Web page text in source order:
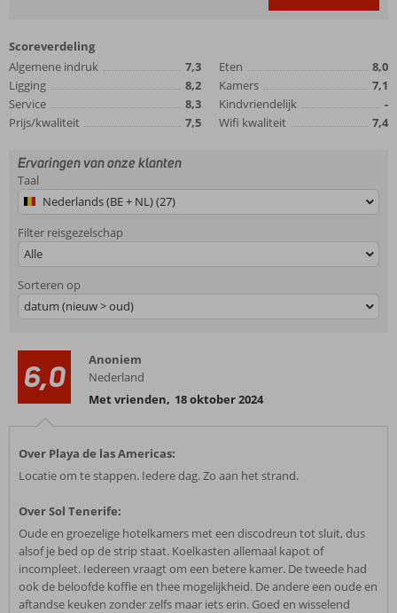
Scoreverdeling
Algemene indruk
7,3
Ligging
8,2
Service
8,3
Prijs/kwaliteit
7,5
Eten
8,0
Kamers
7,1
Kindvriendelijk
-
Wifi kwaliteit
7,4
Ervaringen van onze klanten
Taal
Nederlands (BE + NL) (27)
Filter reisgezelschap
Alle
Sorteren op
datum (nieuw > oud)
6,0
Anoniem
Nederland
Met vrienden, 18 oktober 2024
Over Playa de las Americas:
Locatie om te stappen. Iedere dag. Zo aan het strand.
Over Sol Tenerife:
Oude en groezelige hotelkamers met een discodreun tot sluit, dus
alsof je bed op de strip staat. Koelkasten allemaal kapot of
incompleet. Iedereen vraagt om een betere kamer. De tweede had
ook de beloofde koffie en thee mogelijkheid. De andere een oude en
aftandse keuken zonder zelfs maar iets erin. Goed en wisselend